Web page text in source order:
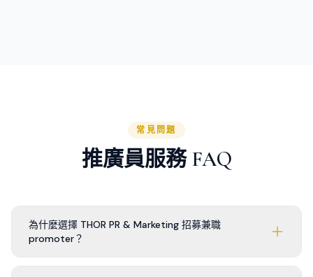
常見問題
推廣員服務 FAQ
為什麼選擇 THOR PR & Marketing 招募兼職
promoter？